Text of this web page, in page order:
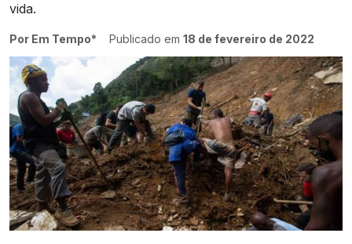
vida.
Por Em Tempo* Publicado em 18 de fevereiro de 2022